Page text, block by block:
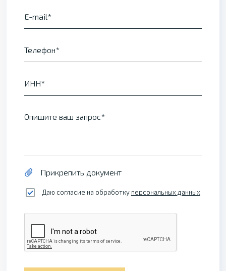
E-mail
Телефон
ИНН
Опишите ваш запрос
Прикрепить документ
Даю согласие на обработку персональных данных